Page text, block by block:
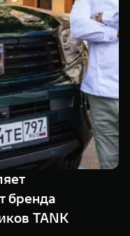
TANK 700
Сила
от 10
бренда
TANK